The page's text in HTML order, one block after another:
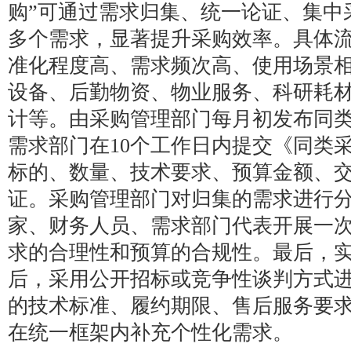
购”可通过需求归集、统一论证、集
多个需求，显著提升采购效率。具体
准化程度高、需求频次高、使用场景
设备、后勤物资、物业服务、科研耗
计等。由采购管理部门每月初发布同
需求部门在10个工作日内提交《同类
标的、数量、技术要求、预算金额、
证。采购管理部门对归集的需求进行
家、财务人员、需求部门代表开展一
求的合理性和预算的合规性。最后，
后，采用公开招标或竞争性谈判方式
的技术标准、履约期限、售后服务要
在统一框架内补充个性化需求。